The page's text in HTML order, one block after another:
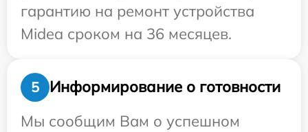
гарантию на ремонт устройства
Midea сроком на 36 месяцев.
5
Информирование о готовности
Мы сообщим Вам о успешном